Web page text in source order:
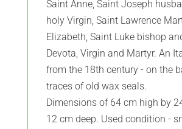
Saint Anne, Saint Joseph
holy Virgin, Saint Lawrence
Elizabeth, Saint Luke bishop
Devota, Virgin and Martyr. An
from the 18th century - on the
traces of old wax seals.
Dimensions of 64 cm high by
12 cm deep. Used condition -